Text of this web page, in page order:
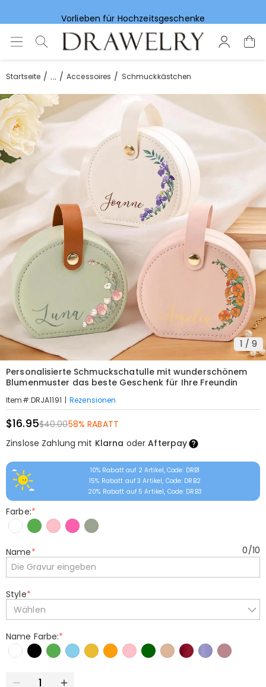
Startseite ... Accessoires Schmuckkästchen
1 / 9
Personalisierte Schmuckschatulle mit wunderschönem
Blumenmuster das beste Geschenk für Ihre Freundin
Item#:DRJA1191 | Rezensionen
$16.95$40.0058% RABATT
Zinslose Zahlung mit Klarna oderAfterpay
10% Rabatt auf 2 Artikel, Code: DRB1
15% Rabatt auf 3 Artikel, Code: DRB2
20% Rabatt auf 5 Artikel, Code: DRB3
Farbe:*
Name* 0/10
Style*
Wählen
Name Farbe:*